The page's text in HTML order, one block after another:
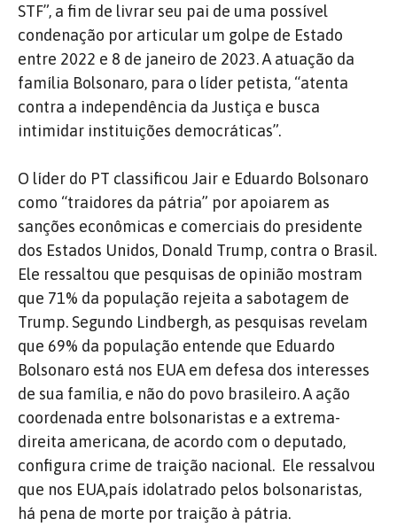
STF”, a fim de livrar seu pai de uma possível
condenação por articular um golpe de Estado
entre 2022 e 8 de janeiro de 2023. A atuação da
família Bolsonaro, para o líder petista, “atenta
contra a independência da Justiça e busca
intimidar instituições democráticas”.
O líder do PT classificou Jair e Eduardo Bolsonaro
como “traidores da pátria” por apoiarem as
sanções econômicas e comerciais do presidente
dos Estados Unidos, Donald Trump, contra o Brasil.
Ele ressaltou que pesquisas de opinião mostram
que 71% da população rejeita a sabotagem de
Trump. Segundo Lindbergh, as pesquisas revelam
que 69% da população entende que Eduardo
Bolsonaro está nos EUA em defesa dos interesses
de sua família, e não do povo brasileiro. A ação
coordenada entre bolsonaristas e a extrema-
direita americana, de acordo com o deputado,
configura crime de traição nacional. Ele ressalvou
que nos EUA,país idolatrado pelos bolsonaristas,
há pena de morte por traição à pátria.